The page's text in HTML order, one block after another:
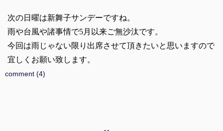
次の日曜は新舞子サンデーですね。
雨や台風や諸事情で5月以来ご無沙汰です。
今回は雨じゃない限り出席させて頂きたいと思いますので
宜しくお願い致します。
comment (4)